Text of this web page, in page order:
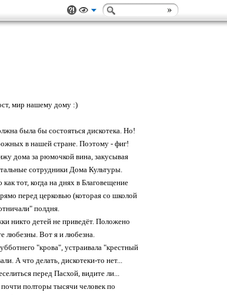
мир нашему дому :)
была бы состояться дискотека. Но!
в нашей стране. Поэтому - фиг!
дома за рюмочкой вина, закусывая
сотрудники Дома Культуры.
тот, когда на днях в Благовещение
перед церковью (которая со школой
полдня.
никто детей не приведёт. Положено
любезны. Вот я и любезна.
"крова", устраивала "крестный
А что делать, дискотеки-то нет...
перед Пасхой, видите ли...
полторы тысячи человек по